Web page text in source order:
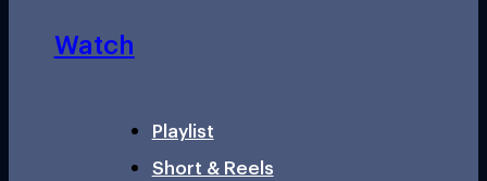
Watch
Playlist
Short & Reels